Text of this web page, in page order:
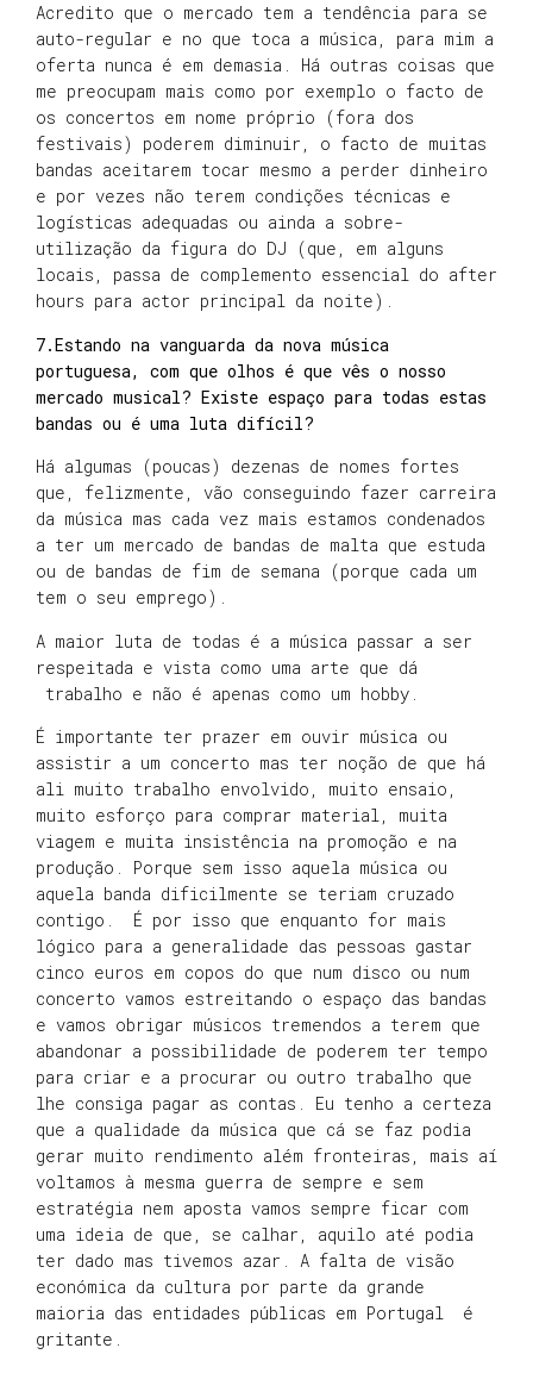
Acredito que o mercado tem a tendência para se
auto-regular e no que toca a música, para mim a
oferta nunca é em demasia. Há outras coisas que
me preocupam mais como por exemplo o facto de
os concertos em nome próprio (fora dos
festivais) poderem diminuir, o facto de muitas
bandas aceitarem tocar mesmo a perder dinheiro
e por vezes não terem condições técnicas e
logísticas adequadas ou ainda a sobre-
utilização da figura do DJ (que, em alguns
locais, passa de complemento essencial do after
hours para actor principal da noite).
7.Estando na vanguarda da nova música
portuguesa, com que olhos é que vês o nosso
mercado musical? Existe espaço para todas estas
bandas ou é uma luta difícil?
Há algumas (poucas) dezenas de nomes fortes
que, felizmente, vão conseguindo fazer carreira
da música mas cada vez mais estamos condenados
a ter um mercado de bandas de malta que estuda
ou de bandas de fim de semana (porque cada um
tem o seu emprego).
A maior luta de todas é a música passar a ser
respeitada e vista como uma arte que dá
trabalho e não é apenas como um hobby.
É importante ter prazer em ouvir música ou
assistir a um concerto mas ter noção de que há
ali muito trabalho envolvido, muito ensaio,
muito esforço para comprar material, muita
viagem e muita insistência na promoção e na
produção. Porque sem isso aquela música ou
aquela banda dificilmente se teriam cruzado
contigo. É por isso que enquanto for mais
lógico para a generalidade das pessoas gastar
cinco euros em copos do que num disco ou num
concerto vamos estreitando o espaço das bandas
e vamos obrigar músicos tremendos a terem que
abandonar a possibilidade de poderem ter tempo
para criar e a procurar ou outro trabalho que
lhe consiga pagar as contas. Eu tenho a certeza
que a qualidade da música que cá se faz podia
gerar muito rendimento além fronteiras, mais aí
voltamos à mesma guerra de sempre e sem
estratégia nem aposta vamos sempre ficar com
uma ideia de que, se calhar, aquilo até podia
ter dado mas tivemos azar. A falta de visão
económica da cultura por parte da grande
maioria das entidades públicas em Portugal é
gritante.